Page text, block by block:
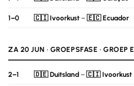
1–0 🇨🇮 Ivoorkust–🇪🇨 Ecuador
ZA 20 JUN · GROEPSFASE · GROEP E
2–1 🇩🇪 Duitsland–🇨🇮 Ivoorkust